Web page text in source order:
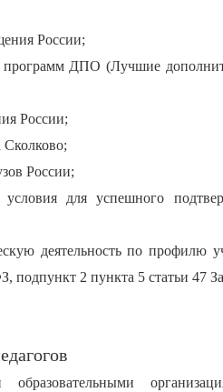
России;
программ ДПО (Лучшие
России;
России;
для успешного
деятельность по профилю
подпункт 2 пункта 5 статьи 47